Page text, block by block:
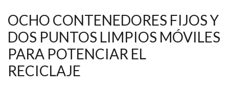
OCHO CONTENEDORES FIJOS Y
DOS PUNTOS LIMPIOS MÓVILES
PARA POTENCIAR EL
RECICLAJE